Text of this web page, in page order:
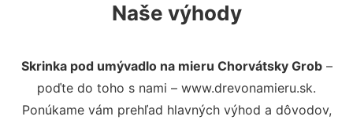
Naše výhody
Skrinka pod umývadlo na mieru Chorvátsky Grob–
poďte do toho s nami – www.drevonamieru.sk.
Ponúkame vám prehľad hlavných výhod a dôvodov,